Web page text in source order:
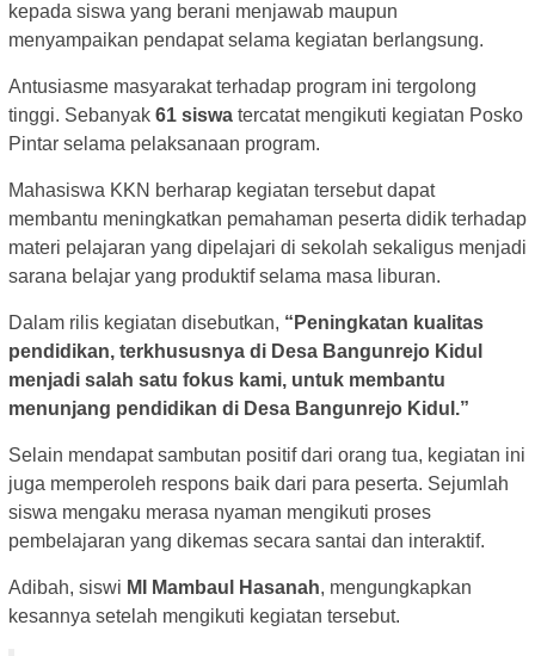
kepada siswa yang berani menjawab maupun
menyampaikan pendapat selama kegiatan berlangsung.
Antusiasme masyarakat terhadap program ini tergolong
tinggi. Sebanyak 61 siswa tercatat mengikuti kegiatan Posko
Pintar selama pelaksanaan program.
Mahasiswa KKN berharap kegiatan tersebut dapat
membantu meningkatkan pemahaman peserta didik terhadap
materi pelajaran yang dipelajari di sekolah sekaligus menjadi
sarana belajar yang produktif selama masa liburan.
Dalam rilis kegiatan disebutkan, “Peningkatan kualitas
pendidikan, terkhususnya di Desa Bangunrejo Kidul
menjadi salah satu fokus kami, untuk membantu
menunjang pendidikan di Desa Bangunrejo Kidul.”
Selain mendapat sambutan positif dari orang tua, kegiatan ini
juga memperoleh respons baik dari para peserta. Sejumlah
siswa mengaku merasa nyaman mengikuti proses
pembelajaran yang dikemas secara santai dan interaktif.
Adibah, siswi MI Mambaul Hasanah, mengungkapkan
kesannya setelah mengikuti kegiatan tersebut.